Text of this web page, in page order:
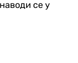
се у